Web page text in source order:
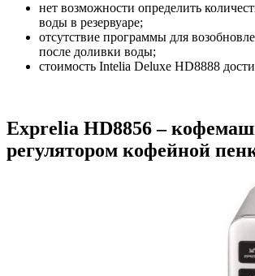
нет возможности определить
воды в резервуаре;
отсутствие программы для
после доливки воды;
стоимость Intelia Deluxe HD8888
Exprelia HD8856 –
регулятором кофейной